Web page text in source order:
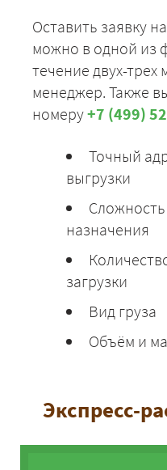
Оставить заявку
можно в одной из
течение двух-трех
менеджер. Также
номеру+7 (499)
Точный
выгрузки
назначения
загрузки
Вид груза
Объём и
Экспресс-